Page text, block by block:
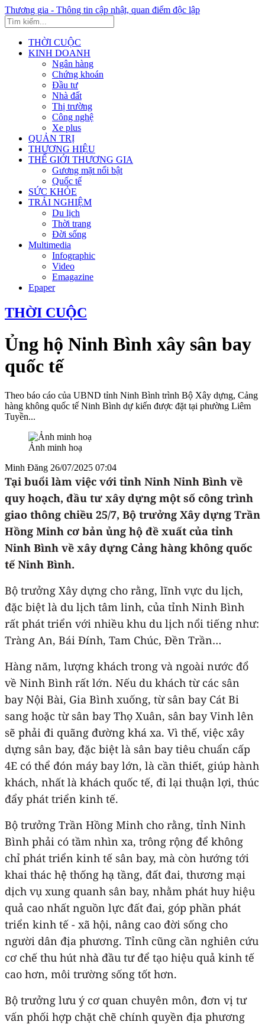
Thương gia - Thông tin cập nhật, quan điểm độc lập
THỜI CUỘC
KINH DOANH
Ngân hàng
Chứng khoán
Đầu tư
Nhà đất
Thị trường
Công nghệ
Xe plus
QUẢN TRỊ
THƯƠNG HIỆU
THẾ GIỚI THƯƠNG GIA
Gương mặt nổi bật
Quốc tế
SỨC KHỎE
TRẢI NGHIỆM
Du lịch
Thời trang
Đời sống
Multimedia
Infographic
Video
Emagazine
Epaper
THỜI CUỘC
Ủng hộ Ninh Bình xây sân bay
quốc tế
Theo báo cáo của UBND tỉnh Ninh Bình trình Bộ Xây dựng, Cảng
hàng không quốc tế Ninh Bình dự kiến được đặt tại phường Liêm
Tuyền...
Ảnh minh hoạ
Minh Đăng 26/07/2025 07:04
Tại buổi làm việc với tỉnh Ninh Ninh Bình về
quy hoạch, đầu tư xây dựng một số công trình
giao thông chiều 25/7, Bộ trưởng Xây dựng Trần
Hồng Minh cơ bản ủng hộ đề xuất của tỉnh
Ninh Bình về xây dựng Cảng hàng không quốc
tế Ninh Bình.
Bộ trưởng Xây dựng cho rằng, lĩnh vực du lịch,
đặc biệt là du lịch tâm linh, của tỉnh Ninh Bình
rất phát triển với nhiều khu du lịch nổi tiếng như:
Tràng An, Bái Đính, Tam Chúc, Đền Trần…
Hàng năm, lượng khách trong và ngoài nước đổ
về Ninh Bình rất lớn. Nếu du khách từ các sân
bay Nội Bài, Gia Bình xuống, từ sân bay Cát Bi
sang hoặc từ sân bay Thọ Xuân, sân bay Vinh lên
sẽ phải đi quãng đường khá xa. Vì thế, việc xây
dựng sân bay, đặc biệt là sân bay tiêu chuẩn cấp
4E có thể đón máy bay lớn, là cần thiết, giúp hành
khách, nhất là khách quốc tế, đi lại thuận lợi, thúc
đẩy phát triển kinh tế.
Bộ trưởng Trần Hồng Minh cho rằng, tỉnh Ninh
Bình phải có tầm nhìn xa, trông rộng để không
chỉ phát triển kinh tế sân bay, mà còn hướng tới
khai thác hệ thống hạ tầng, đất đai, thương mại
dịch vụ xung quanh sân bay, nhằm phát huy hiệu
quả cao nhất nguồn lực đất đai, góp phần phát
triển kinh tế - xã hội, nâng cao đời sống cho
người dân địa phương. Tỉnh cũng cần nghiên cứu
cơ chế thu hút nhà đầu tư để tạo hiệu quả kinh tế
cao hơn, môi trường sống tốt hơn.
Bộ trưởng lưu ý cơ quan chuyên môn, đơn vị tư
vấn phối hợp chặt chẽ chính quyền địa phương